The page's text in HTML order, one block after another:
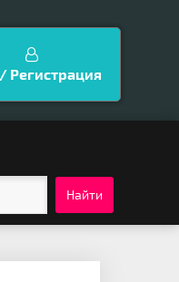
Регистрация
Найти